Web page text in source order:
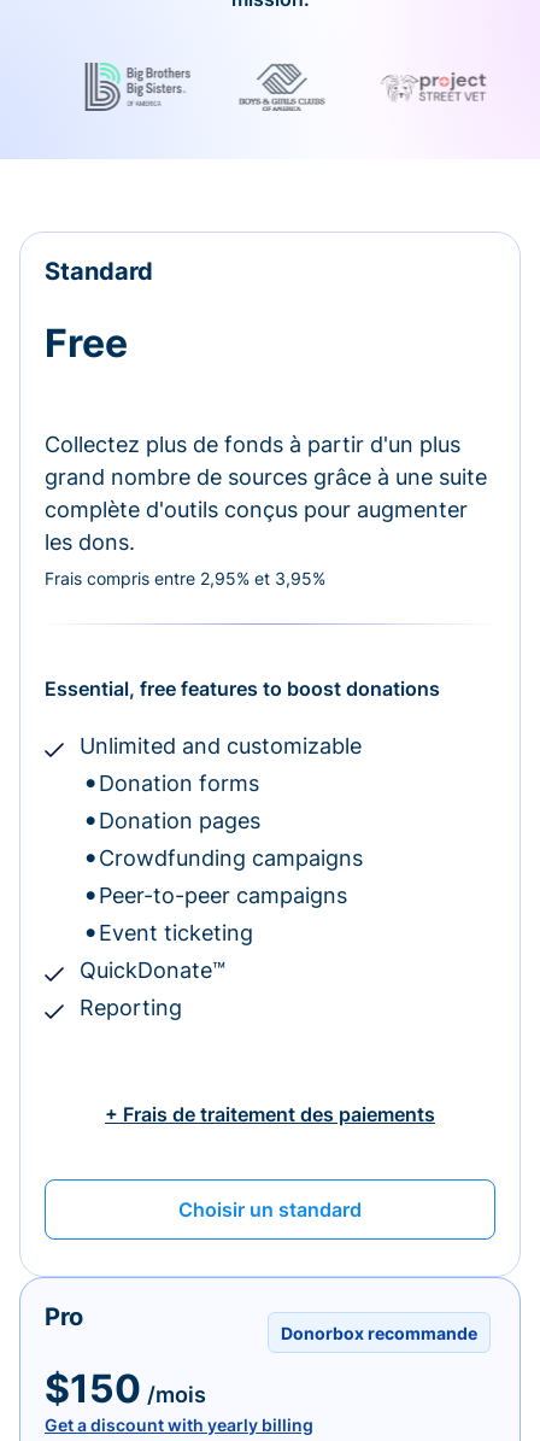
Standard
Free
Collectez plus de fonds à partir d'un plus
grand nombre de sources grâce à une suite
complète d'outils conçus pour augmenter
les dons.
Frais compris entre 2,95% et 3,95%
Essential, free features to boost donations
Unlimited and customizable
Donation forms
Donation pages
Crowdfunding campaigns
Peer-to-peer campaigns
Event ticketing
QuickDonate™
Reporting
+ Frais de traitement des paiements
Choisir un standard
Donorbox recommande
Pro
$150 /mois
Get a discount with yearly billing